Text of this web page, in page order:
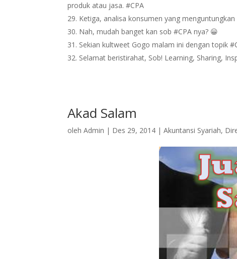
produk atau jasa. #CPA
Ketiga, analisa konsumen yang
Nah, mudah banget kan sob #CPA nya? 😀
Sekian kultweet Gogo malam ini dengan topik
Selamat beristirahat, Sob! Learning, Sharing,
Akad Salam
olehAdmin | Des 29, 2014 |Akuntansi Syariah,